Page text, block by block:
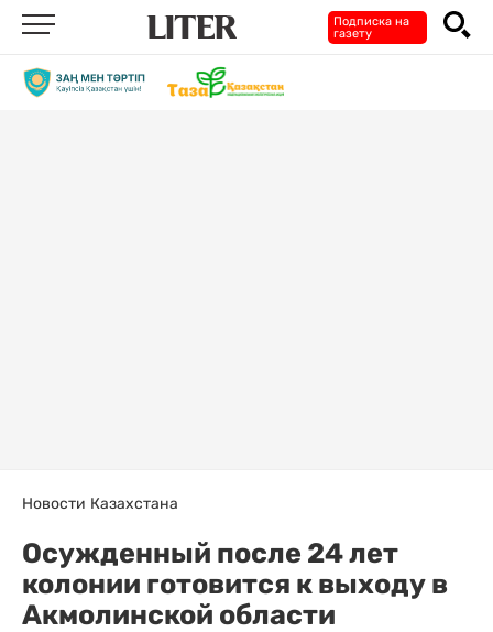
Подписка на
газету
Новости Казахстана
Осужденный после 24 лет
колонии готовится к выходу в
Акмолинской области